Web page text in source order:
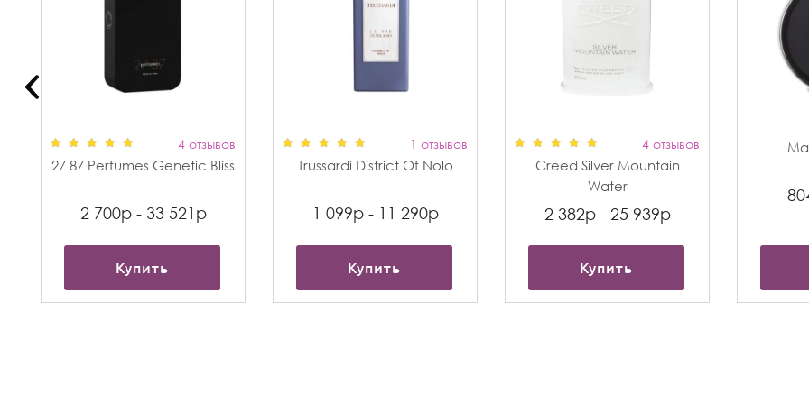
4 отзывов
27 87 Perfumes Genetic Bliss
2 700р - 33 521р
Купить
1 отзывов
Trussardi District Of Nolo
1 099р - 11 290р
Купить
4 отзывов
Creed Silver Mountain
Water
2 382р - 25 939р
Купить